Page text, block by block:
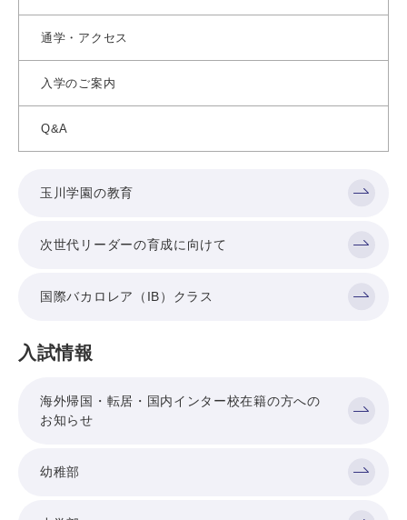
通学・アクセス
入学のご案内
Q&A
玉川学園の教育
次世代リーダーの育成に向けて
国際バカロレア（IB）クラス
入試情報
海外帰国・転居・国内インター校在籍の方への
お知らせ
幼稚部